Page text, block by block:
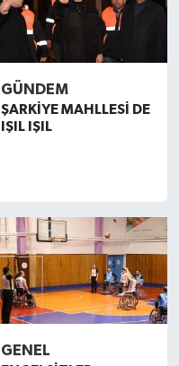
GÜNDEM
ŞARKİYE MAHLLESİ DE
IŞIL IŞIL
GENEL